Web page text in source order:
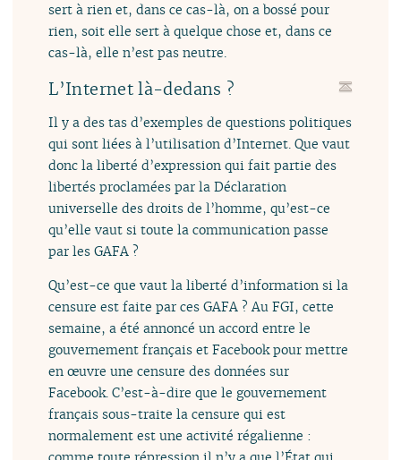
sert à rien et, dans ce cas-là, on a bossé pour
rien, soit elle sert à quelque chose et, dans ce
cas-là, elle n’est pas neutre.
L’Internet là-dedans ?
Il y a des tas d’exemples de questions politiques
qui sont liées à l’utilisation d’Internet. Que vaut
donc la liberté d’expression qui fait partie des
libertés proclamées par la Déclaration
universelle des droits de l’homme, qu’est-ce
qu’elle vaut si toute la communication passe
par les GAFA ?
Qu’est-ce que vaut la liberté d’information si la
censure est faite par ces GAFA ? Au FGI, cette
semaine, a été annoncé un accord entre le
gouvernement français et Facebook pour mettre
en œuvre une censure des données sur
Facebook. C’est-à-dire que le gouvernement
français sous-traite la censure qui est
normalement est une activité régalienne :